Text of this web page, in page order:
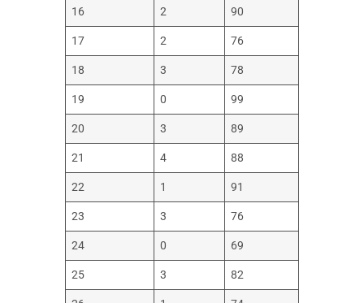
16 2 90
17 2 76
18 3 78
19 0 99
20 3 89
21 4 88
22 1 91
23 3 76
24 0 69
25 3 82